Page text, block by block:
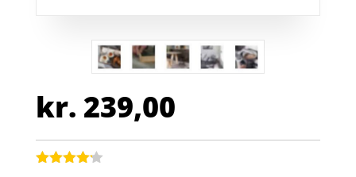
kr. 239,00